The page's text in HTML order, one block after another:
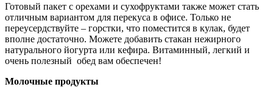
Готовый пакет с орехами и сухофруктами также может стать
отличным вариантом для перекуса в офисе. Только не
переусердствуйте – горстки, что поместится в кулак, будет
вполне достаточно. Можете добавить стакан нежирного
натурального йогурта или кефира. Витаминный, легкий и
очень полезный обед вам обеспечен!
Молочные продукты